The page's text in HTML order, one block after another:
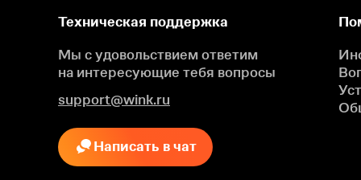
Техническая поддержка
Мы с удовольствием ответим
на интересующие тебя вопросы
support@wink.ru
Написать в чат